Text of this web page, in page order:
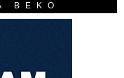
BEKO